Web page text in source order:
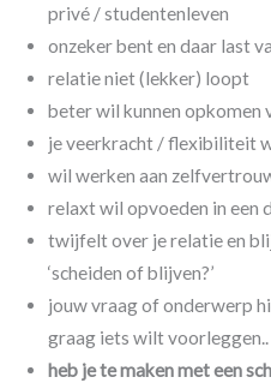
privé / studentenleven
onzeker bent en daar last
relatie niet (lekker) loopt
beter wil kunnen opkomen
je veerkracht / flexibiliteit
wil werken aan
relaxt wil opvoeden in een
twijfelt over je relatie en
‘scheiden of blijven?’
jouw vraag of onderwerp
graag iets wilt voorleggen..
heb je te maken met een